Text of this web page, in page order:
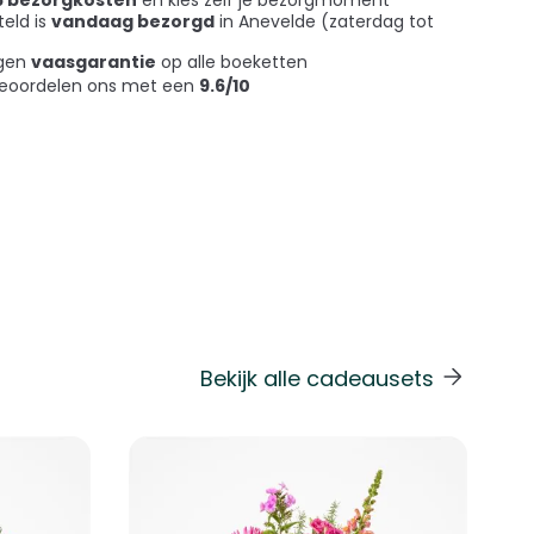
is vandaag bezorgdin Anevelde (zaterdag tot
vaasgarantie op alle boeketten
ons met een 9.6/10
Bekijk alle cadeausets